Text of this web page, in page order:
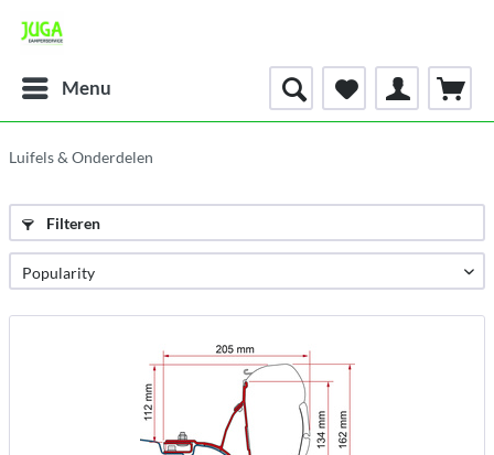
Menu
Luifels & Onderdelen
Filteren